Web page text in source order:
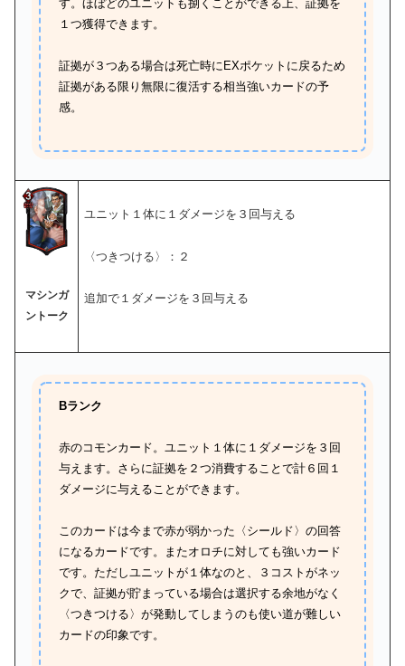
す。ほぼどのユニットも捌くことができる上、証拠を
１つ獲得できます。
証拠が３つある場合は死亡時にEXポケットに戻るため
証拠がある限り無限に復活する相当強いカードの予
感。
マシンガ
ントーク
ユニット１体に１ダメージを３回与える
〈つきつける〉：２
追加で１ダメージを３回与える
Bランク
赤のコモンカード。ユニット１体に１ダメージを３回
与えます。さらに証拠を２つ消費することで計６回１
ダメージに与えることができます。
このカードは今まで赤が弱かった〈シールド〉の回答
になるカードです。またオロチに対しても強いカード
です。ただしユニットが１体なのと、３コストがネッ
クで、証拠が貯まっている場合は選択する余地がなく
〈つきつける〉が発動してしまうのも使い道が難しい
カードの印象です。